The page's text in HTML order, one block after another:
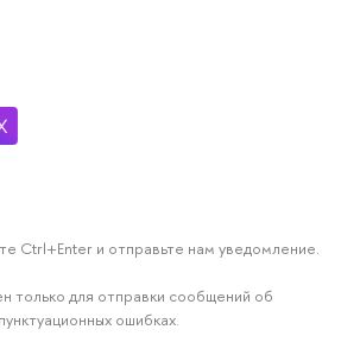
Ctrl+Enter и отправьте нам уведомление.
только для отправки сообщений об
ошибках.